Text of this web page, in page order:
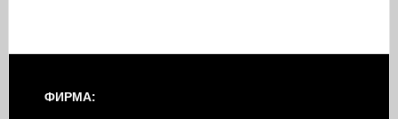
ФИРМА: